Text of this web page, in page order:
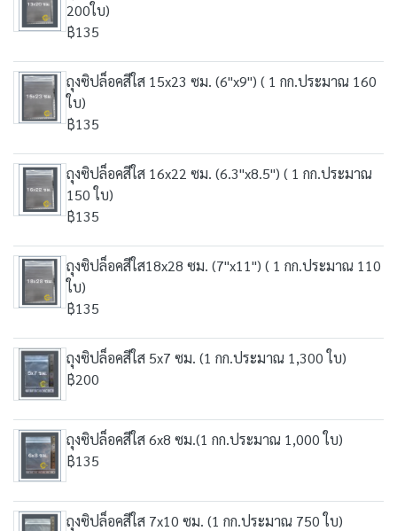
200ใบ)
฿135
ถุงซิปล็อคสีใส 15x23 ซม. (6"x9") ( 1 กก.ประมาณ 160
ใบ)
฿135
ถุงซิปล็อคสีใส 16x22 ซม. (6.3"x8.5") ( 1 กก.ประมาณ
150 ใบ)
฿135
ถุงซิปล็อคสีใส18x28 ซม. (7"x11") ( 1 กก.ประมาณ 110
ใบ)
฿135
ถุงซิปล็อคสีใส 5x7 ซม. (1 กก.ประมาณ 1,300 ใบ)
฿200
ถุงซิปล็อคสีใส 6x8 ซม.(1 กก.ประมาณ 1,000 ใบ)
฿135
ถุงซิปล็อคสีใส 7x10 ซม. (1 กก.ประมาณ 750 ใบ)